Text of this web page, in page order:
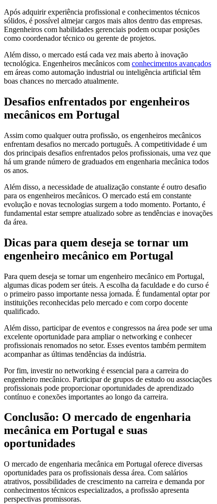
Após adquirir experiência profissional e conhecimentos técnicos
sólidos, é possível almejar cargos mais altos dentro das empresas.
Engenheiros com habilidades gerenciais podem ocupar posições
como coordenador técnico ou gerente de projetos.
Além disso, o mercado está cada vez mais aberto à inovação
tecnológica. Engenheiros mecânicos com conhecimentos avançados
em áreas como automação industrial ou inteligência artificial têm
boas chances no mercado atualmente.
Desafios enfrentados por engenheiros
mecânicos em Portugal
Assim como qualquer outra profissão, os engenheiros mecânicos
enfrentam desafios no mercado português. A competitividade é um
dos principais desafios enfrentados pelos profissionais, uma vez que
há um grande número de graduados em engenharia mecânica todos
os anos.
Além disso, a necessidade de atualização constante é outro desafio
para os engenheiros mecânicos. O mercado está em constante
evolução e novas tecnologias surgem a todo momento. Portanto, é
fundamental estar sempre atualizado sobre as tendências e inovações
da área.
Dicas para quem deseja se tornar um
engenheiro mecânico em Portugal
Para quem deseja se tornar um engenheiro mecânico em Portugal,
algumas dicas podem ser úteis. A escolha da faculdade e do curso é
o primeiro passo importante nessa jornada. É fundamental optar por
instituições reconhecidas pelo mercado e com corpo docente
qualificado.
Além disso, participar de eventos e congressos na área pode ser uma
excelente oportunidade para ampliar o networking e conhecer
profissionais renomados no setor. Esses eventos também permitem
acompanhar as últimas tendências da indústria.
Por fim, investir no networking é essencial para a carreira do
engenheiro mecânico. Participar de grupos de estudo ou associações
profissionais pode proporcionar oportunidades de aprendizado
contínuo e conexões importantes ao longo da carreira.
Conclusão: O mercado de engenharia
mecânica em Portugal e suas
oportunidades
O mercado de engenharia mecânica em Portugal oferece diversas
oportunidades para os profissionais dessa área. Com salários
atrativos, possibilidades de crescimento na carreira e demanda por
conhecimentos técnicos especializados, a profissão apresenta
perspectivas promissoras.